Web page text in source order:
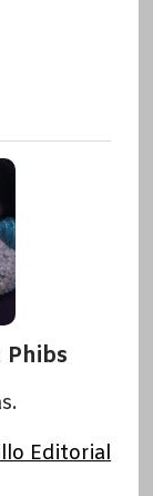
Phibs
Editorial